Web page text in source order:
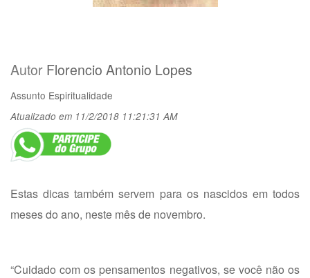
Autor Florencio Antonio Lopes
Assunto Espiritualidade
Atualizado em 11/2/2018 11:21:31 AM
Estas dicas também servem para os nascidos em todos
meses do ano, neste mês de novembro.
“Cuidado com os pensamentos negativos, se você não os